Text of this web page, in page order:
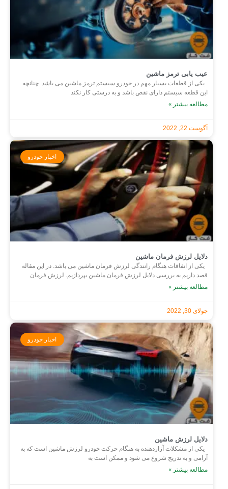
عیب یابی ترمز ماشین
یکی از قطعات بسیار مهم در خودرو سیستم ترمز ماشین می باشد. چنانچه
این قطعه سیستم دارای نقص باشد و به درستی کار نکند
مطالعه بیشتر »
آگوست 22, 2022
اخبار خودرو
دلایل لرزش فرمان ماشین
یکی از اتفاقات هنگام رانندگی لرزش فرمان ماشین می باشد. در این مقاله
قصد داریم به بررسی دلایل لرزش فرمان ماشین بپردازیم. لرزش فرمان
مطالعه بیشتر »
جولای 30, 2022
اخبار خودرو
دلایل لرزش ماشین
یکی از مشکلات آزاردهنده به هنگام حرکت خودرو لرزش ماشین است که به
آرامی و به تدریج شروع می شود و ممکن است به
مطالعه بیشتر »